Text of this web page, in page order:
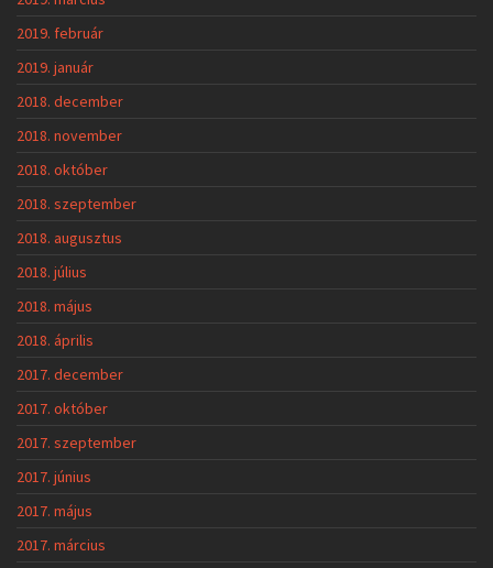
2019. február
2019. január
2018. december
2018. november
2018. október
2018. szeptember
2018. augusztus
2018. július
2018. május
2018. április
2017. december
2017. október
2017. szeptember
2017. június
2017. május
2017. március